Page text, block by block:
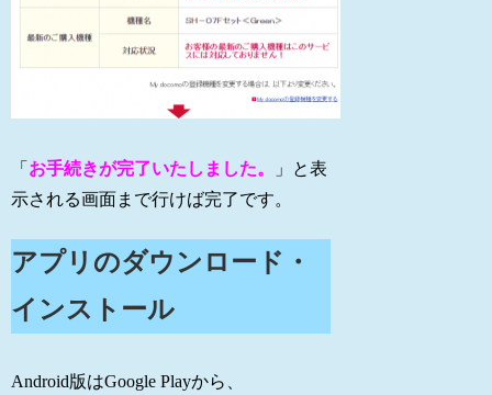
「 お手続きが完了いたしました。
」と表
示される画面まで行けば完了です。
アプリのダウンロード・
インストール
Android版はGoogle Playから、